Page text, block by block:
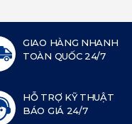
GIAO HÀNG NHANH
TOÀN QUỐC 24/7
HỖ TRỢ KỸ THUẬT
BÁO GIÁ 24/7